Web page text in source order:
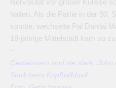
Nervosität vor großer Kulisse
halten. Als die Partie in der 90.
konnte, wechselte Pal Dardai
18-jährige Mittelstädt kam so
–
Gemeinsam sind sie stark. John
Stark beim Kopfballduell.